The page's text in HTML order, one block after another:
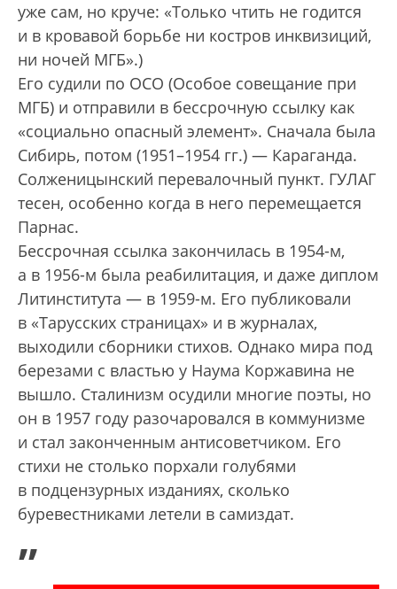
уже сам, но круче: «Только чтить не годится
и в кровавой борьбе ни костров инквизиций,
ни ночей МГБ».)
Его судили по ОСО (Особое совещание при
МГБ) и отправили в бессрочную ссылку как
«социально опасный элемент». Сначала была
Сибирь, потом (1951–1954 гг.) — Караганда.
Солженицынский перевалочный пункт. ГУЛАГ
тесен, особенно когда в него перемещается
Парнас.
Бессрочная ссылка закончилась в 1954-м,
а в 1956-м была реабилитация, и даже диплом
Литинститута — в 1959-м. Его публиковали
в «Тарусских страницах» и в журналах,
выходили сборники стихов. Однако мира под
березами с властью у Наума Коржавина не
вышло. Сталинизм осудили многие поэты, но
он в 1957 году разочаровался в коммунизме
и стал законченным антисоветчиком. Его
стихи не столько порхали голубями
в подцензурных изданиях, сколько
буревестниками летели в самиздат.
„